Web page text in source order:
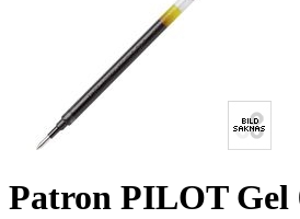
Patron PILOT Gel